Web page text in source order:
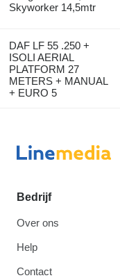
Skyworker 14,5mtr
DAF LF 55 .250 +
ISOLI AERIAL
PLATFORM 27
METERS + MANUAL
+ EURO 5
Bedrijf
Over ons
Help
Contact